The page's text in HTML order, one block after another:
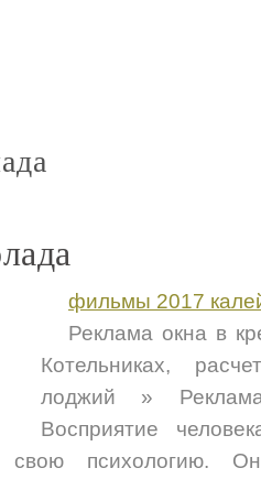
фильмы 2017
Реклама окна в
Котельниках,
лоджий »
Восприятие
психологию.